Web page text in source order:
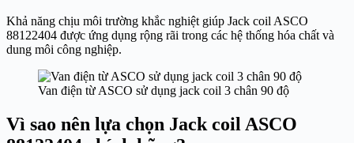
Khả năng chịu môi trường khắc nghiệt giúp Jack coil ASCO
88122404 được ứng dụng rộng rãi trong các hệ thống hóa chất và
dung môi công nghiệp.
Van điện từ ASCO sử dụng jack coil 3 chân 90 độ
Vì sao nên lựa chọn Jack coil ASCO